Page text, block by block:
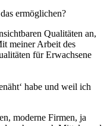
ermöglichen?
Qualitäten an,
meiner Arbeit des
für Erwachsene
habe und weil ich
moderne Firmen, ja